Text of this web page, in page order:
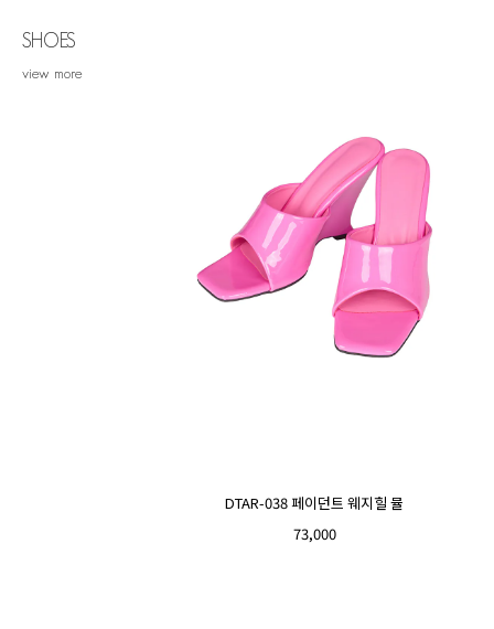
SHOES
view more
DTAR-038 페이던트 웨지힐 뮬
73,000